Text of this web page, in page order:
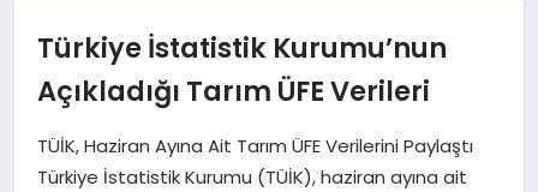
EKONOMI
SIYASET
TEKNOLOJI
Türkiye İstatistik Kurumu’nun
Açıkladığı Tarım ÜFE Verileri
TÜİK, Haziran Ayına Ait Tarım ÜFE Verilerini Paylaştı
Türkiye İstatistik Kurumu (TÜİK), haziran ayına ait